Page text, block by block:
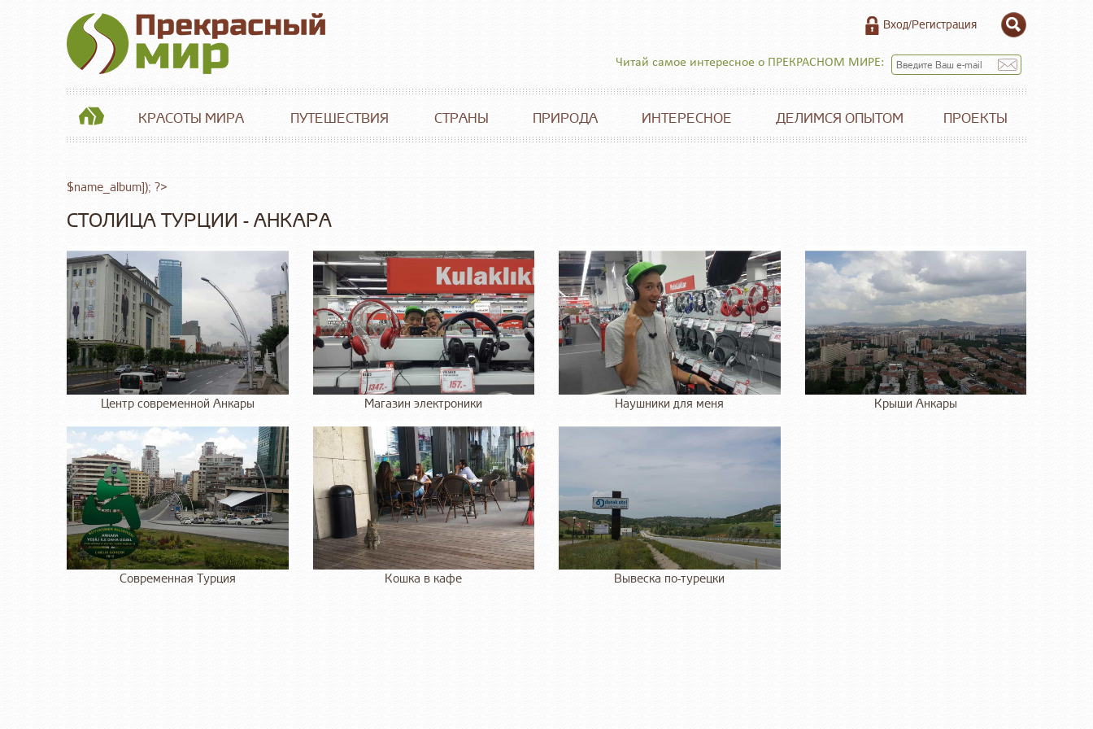
Вход/Регистрация
Читай самое интересное о ПРЕКРАСНОМ МИРЕ:
КРАСОТЫ МИРА ПУТЕШЕСТВИЯ СТРАНЫ ПРИРОДА ИНТЕРЕСНОЕ ДЕЛИМСЯ ОПЫТОМ ПРОЕКТЫ
$name_album]); ?>
СТОЛИЦА ТУРЦИИ - АНКАРА
Центр современной Анкары Магазин электроники Наушники для меня Крыши Анкары
Современная Турция Кошка в кафе Вывеска по-турецки